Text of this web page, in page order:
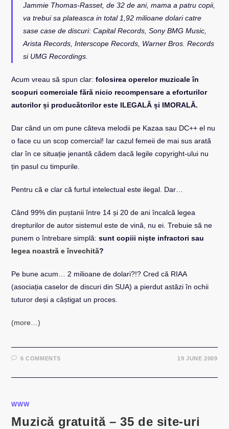
Jammie Thomas-Rasset, de 32 de ani, mama a patru copii,
va trebui sa plateasca in total 1,92 milioane dolari catre
sase case de discuri: Capital Records, Sony BMG Music,
Arista Records, Interscope Records, Warner Bros. Records
si UMG Recordings.
Acum vreau să spun clar:folosirea operelor muzicale în
scopuri comerciale fără nicio recompensare a eforturilor
autorilor și producătorilor este ILEGALĂ și IMORALĂ.
Dar când un om pune câteva melodii pe Kazaa sau DC++ el nu
o face cu un scop comercial! Iar cazul femeii de mai sus arată
clar în ce situație jenantă cădem dacă legile copyright-ului nu
țin pasul cu timpurile.
Pentru că e clar că furtul intelectual este ilegal. Dar…
Când 99% din puștanii între 14 și 20 de ani încalcă legea
drepturilor de autor sistemul este de vină, nu ei. Trebuie să ne
punem o întrebare simplă:sunt copiii niște infractori sau
legea noastră e învechită?
Pe bune acum… 2 milioane de dolari?!? Cred că RIAA
(asociația caselor de discuri din SUA) a pierdut astăzi în ochii
tuturor deși a câștigat un proces.
(more…)
6 COMMENTS 19 JUNE 2009
WWW
Muzică gratuită – 35 de site-uri